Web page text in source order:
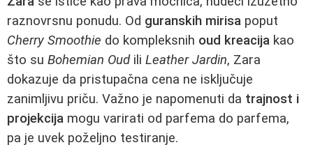
raznovrsnu ponudu. Od guranskih mirisa poput
Cherry Smoothie do kompleksnih oud kreacija kao
što su Bohemian Oudili Leather Jardin, Zara
dokazuje da pristupačna cena ne isključuje
zanimljivu priču. Važno je napomenuti da trajnost i
projekcija mogu varirati od parfema do parfema,
pa je uvek poželjno testiranje.